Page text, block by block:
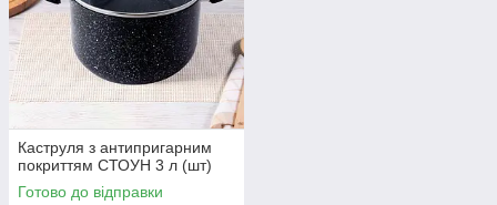
Каструля з антипригарним
покриттям СТОУН 3 л (шт)
Готово до відправки